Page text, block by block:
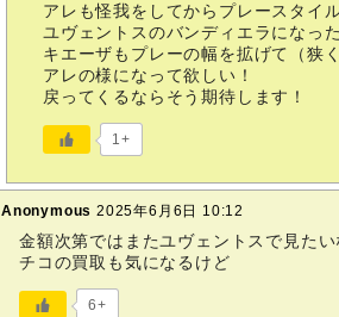
アレも怪我をしてからプレースタイ
ユヴェントスのバンディエラになっ
キエーザもプレーの幅を拡げて（狭く
アレの様になって欲しい！
戻ってくるならそう期待します！
1+
Anonymous 2025年6月6日 10:12
金額次第ではまたユヴェントスで見た
チコの買取も気になるけど
6+